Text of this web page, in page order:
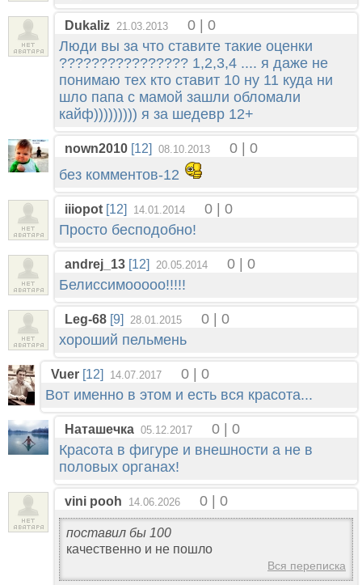
Dukaliz 21.03.2013
0 | 0
Люди вы за что ставите такие оценки
???????????????? 1,2,3,4 .... я даже не
понимаю тех кто ставит 10 ну 11 куда ни
шло папа с мамой зашли обломали
кайф))))))))) я за шедевр 12+
nown2010 [12] 08.10.2013
0 | 0
без комментов-12
iiiopot [12] 14.01.2014
0 | 0
Просто бесподобно!
andrej_13 [12] 20.05.2014
0 | 0
Белиссимооооо!!!!!
Leg-68 [9] 28.01.2015
0 | 0
хороший пельмень
Vuer [12] 14.07.2017
0 | 0
Вот именно в этом и есть вся красота...
Наташечка 05.12.2017
0 | 0
Красота в фигуре и внешности а не в
половых органах!
vini pooh 14.06.2026 0 | 0
поставил бы 100
качественно и не пошло
Вся переписка